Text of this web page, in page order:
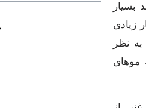
بسیار
زیادی
نظر
موهای